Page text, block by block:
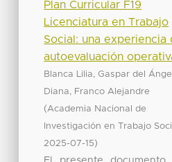
Plan Curricular F19
Licenciatura en Trabajo
Social: una experiencia
autoevaluación
Blanca Lilia, Gaspar del Ángel
Diana, Franco Alejandre
(Academia Nacional de
Investigación en Trabajo
2025-07-15)